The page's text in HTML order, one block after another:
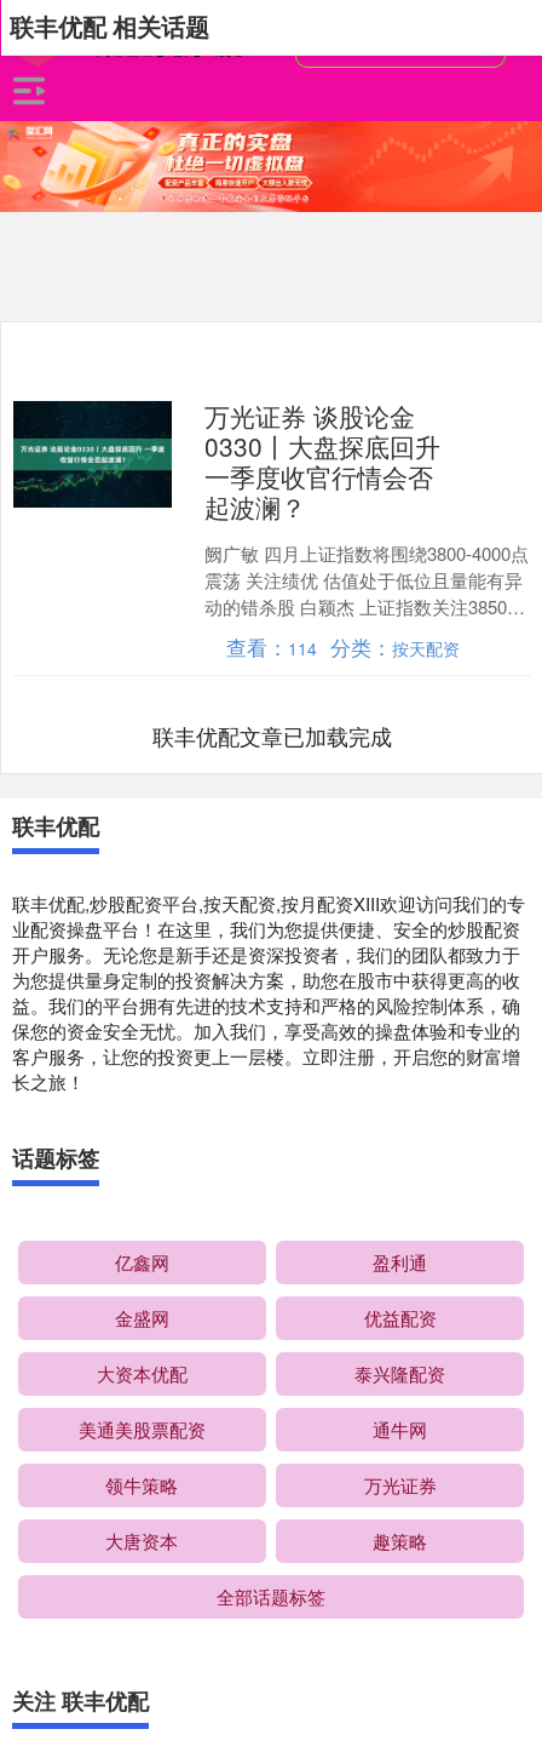
联丰优配 相关话题
万光证券 谈股论金
0330丨大盘探底回升
一季度收官行情会否
起波澜？
阙广敏 四月上证指数将围绕3800-4000点
震荡 关注绩优 估值处于低位且量能有异
动的错杀股 白颖杰 上证指数关注3850点
平台支撑力度和上方3950点压力 ....
查看： 114 分类：按天配资
联丰优配文章已加载完成
联丰优配
联丰优配,炒股配资平台,按天配资,按月配资XIII‌欢迎访问我们的专
业配资操盘平台！在这里，我们为您提供便捷、安全的炒股配资
开户服务。无论您是新手还是资深投资者，我们的团队都致力于
为您提供量身定制的投资解决方案，助您在股市中获得更高的收
益。我们的平台拥有先进的技术支持和严格的风险控制体系，确
保您的资金安全无忧。加入我们，享受高效的操盘体验和专业的
客户服务，让您的投资更上一层楼。立即注册，开启您的财富增
长之旅！
话题标签
亿鑫网 盈利通
金盛网 优益配资
大资本优配 泰兴隆配资
美通美股票配资 通牛网
领牛策略 万光证券
大唐资本 趣策略
全部话题标签
关注 联丰优配